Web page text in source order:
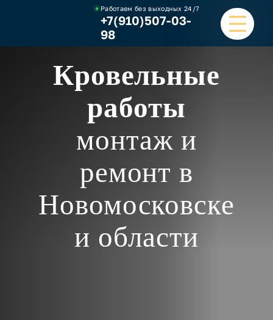
Работаем без выходных24/7
+7(910)507-03-
98
ГЛАВНАЯ
НАШИ РАБОТЫ
О КОМПАНИИ
ОТЗЫВЫ И ВИДЕО
Кровельные
работы
монтаж и
ремонт в
Новомосковске
и области